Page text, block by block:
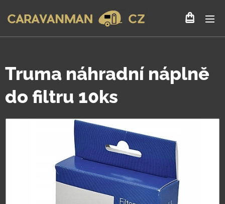
Truma náhradní náplně
do filtru 10ks